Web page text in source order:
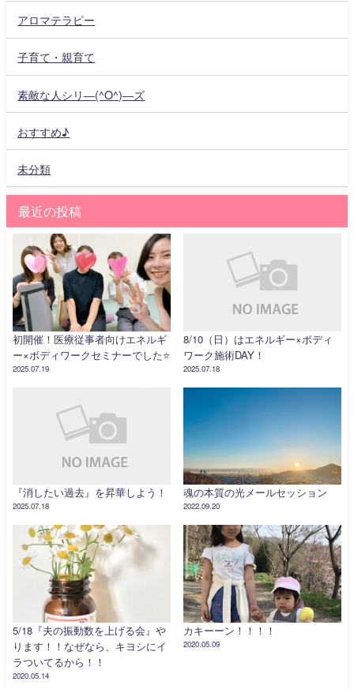
アロマテラピー
子育て・親育て
素敵な人シリ―(^O^)―ズ
おすすめ♪
未分類
最近の投稿
初開催！医療従事者向けエネルギ
ー×ボディワークセミナーでした⭐️
2025.07.19
8/10（日）はエネルギー×ボディ
ワーク施術DAY！
2025.07.18
『消したい過去』を昇華しよう！
2025.07.18
魂の本質の光メールセッション
2022.09.20
5/18『夫の振動数を上げる会』や
ります！！なぜなら、キヨシにイ
ラついてるから！！
2020.05.14
カキーーン！！！！
2020.05.09